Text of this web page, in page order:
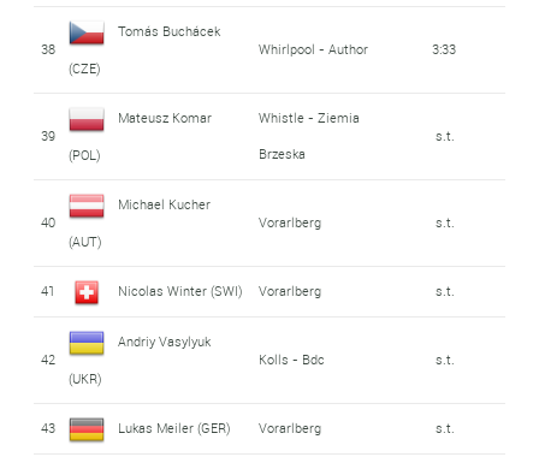
38
Tomás Buchácek
(CZE)
Whirlpool - Author 3:33
39
Mateusz Komar
(POL)
Whistle - Ziemia
Brzeska
s.t.
40
Michael Kucher
(AUT)
Vorarlberg s.t.
41 Nicolas Winter (SWI) Vorarlberg s.t.
42
Andriy Vasylyuk
(UKR)
Kolls - Bdc s.t.
43 Lukas Meiler (GER) Vorarlberg s.t.